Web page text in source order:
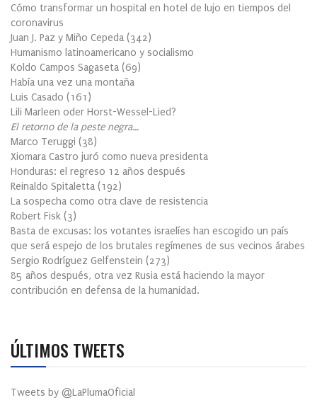
Cómo transformar un hospital en hotel de lujo en tiempos del
coronavirus
Juan J. Paz y Miño Cepeda (342)
Humanismo latinoamericano y socialismo
Koldo Campos Sagaseta (69)
Había una vez una montaña
Luis Casado (161 )
Lili Marleen oder Horst-Wessel-Lied?
El retorno de la peste negra…
Marco Teruggi (38)
Xiomara Castro juró como nueva presidenta
Honduras: el regreso 12 años después
Reinaldo Spitaletta (192)
La sospecha como otra clave de resistencia
Robert Fisk (3)
Basta de excusas: los votantes israelíes han escogido un país
que será espejo de los brutales regímenes de sus vecinos árabes
Sergio Rodríguez Gelfenstein (273)
85 años después, otra vez Rusia está haciendo la mayor
contribución en defensa de la humanidad.
ÚLTIMOS TWEETS
Tweets by @LaPlumaOficial